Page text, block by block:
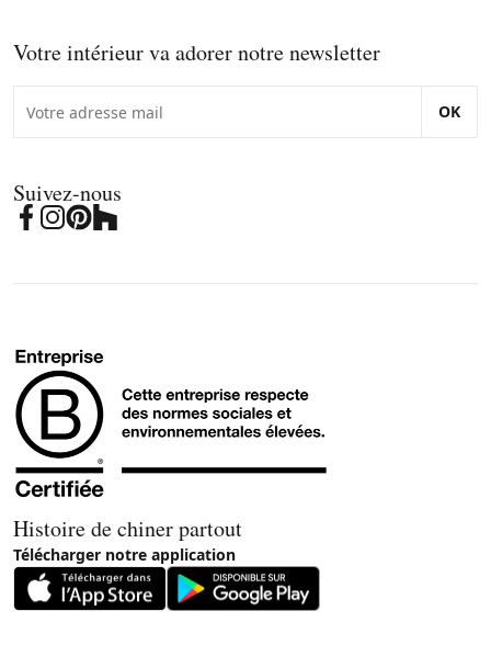
Votre intérieur va adorer notre newsletter
OK
Suivez-nous
Histoire de chiner partout
Télécharger notre application